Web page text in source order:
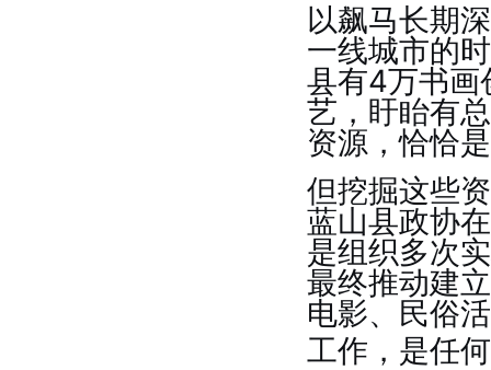
以飙马长期
一线城市的
县有4万书画
艺，盱眙有
资源，恰恰
但挖掘这些
蓝山县政协
是组织多次
最终推动建
电影、民俗
工作，是任